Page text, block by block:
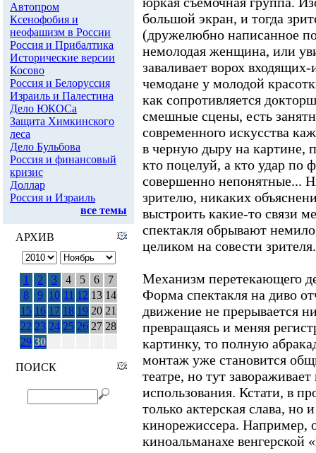
Автопром
Ксенофобия и
неофашизм в России
Россия и Прибалтика
Исторические версии
Косово
Россия и Белоруссия
Израиль и Палестина
Дело ЮКОСа
Защита Химкинского
леса
Дело Бульбова
Россия и финансовый
кризис
Доллар
Россия и Израиль
все темы
АРХИВ
1 2 3 4 5 6
7
8
9 10 11 12 13 14
15 16 17 18 19 20 21
22 23 24 25 26 27 28
29 30
ПОИСК
большой экран, и тогда
(дружелюбно написанное
немолодая женщина, или
заваливает ворох
чемодане у молодой
как сопротивляется
смешные сцены, есть
современного искусства
в черную дыру на картине,
кто поцелуй, а кто удар по
совершенно непонятные...
зрителю, никаких
выстроить какие-то связи
спектакля обрывают
целиком на совести зрителя.
Механизм перетекающего
Форма спектакля на диво
движение не прерывается
превращаясь и меняя
картинку, то полную
монтаж уже становится
театре, но тут
использования. Кстати, в
только актерская слава, но
кинорежиссера. Например,
киноальманахе венгерской